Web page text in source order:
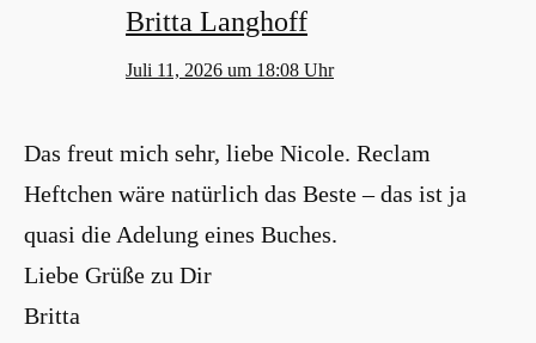
Britta Langhoff
Juli 11, 2026 um 18:08 Uhr
Das freut mich sehr, liebe Nicole. Reclam
Heftchen wäre natürlich das Beste – das ist ja
quasi die Adelung eines Buches.
Liebe Grüße zu Dir
Britta